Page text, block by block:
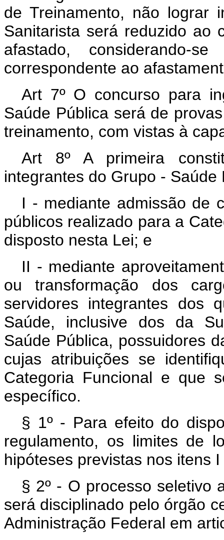
de Treinamento, não lograr
Sanitarista será reduzido ao
afastado, considerando-
correspondente ao
Art 7º O concurso para
Saúde Pública será de
treinamento, com vistas à
Art 8º A primeira
integrantes do Grupo - Saúde
I - mediante admissão de
públicos realizado para a
disposto nesta Lei; e
II - mediante
ou transformação dos
servidores integrantes dos
Saúde, inclusive dos da
Saúde Pública, possuidores
cujas atribuições se
Categoria Funcional e que
específico.
§ 1º - Para efeito do
regulamento, os limites de
hipóteses previstas nos itens
§ 2º - O processo seletivo
será disciplinado pelo órgão
Administração Federal em